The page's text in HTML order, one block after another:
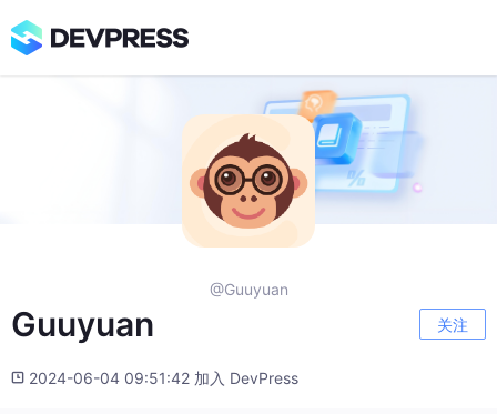
@Guuyuan
Guuyuan 关注
2024-06-04 09:51:42 加入 DevPress